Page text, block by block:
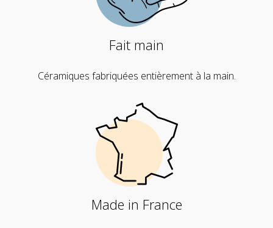
Fait main
Céramiques fabriquées entièrement à la main.
Made in France